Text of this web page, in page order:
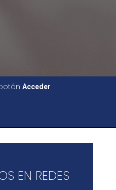
Acceder
EN REDES